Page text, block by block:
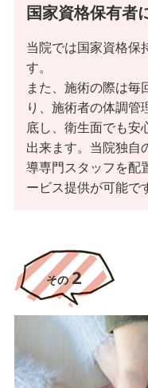
国家資格保有者
当院では国家資格保
す。
また、施術の際は毎
り、施術者の体調管
底し、衛生面でも安
出来ます。当院独自
導専門スタッフを配
ービス提供が可能で
その2
長
神戸すみれ治療院はこの
長年の経験とノウハウを
提供し続けております。
その2